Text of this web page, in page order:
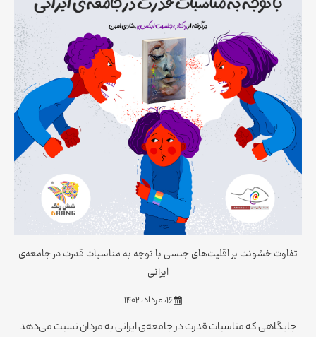
تفاوت خشونت بر اقلیت‌های جنسی با توجه به مناسبات قدرت در جامعه‌ی
ایرانی
۱۶، مرداد، ۱۴۰۲
جایگاهی که مناسبات قدرت در جامعه‌ی ایرانی به مردان نسبت می‌دهد